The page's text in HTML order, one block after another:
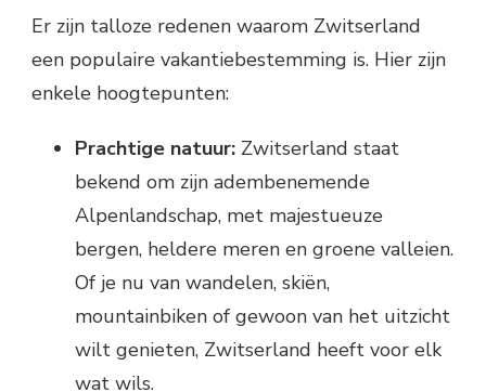
Er zijn talloze redenen waarom Zwitserland
een populaire vakantiebestemming is. Hier zijn
enkele hoogtepunten:
Prachtige natuur: Zwitserland staat
bekend om zijn adembenemende
Alpenlandschap, met majestueuze
bergen, heldere meren en groene valleien.
Of je nu van wandelen, skiën,
mountainbiken of gewoon van het uitzicht
wilt genieten, Zwitserland heeft voor elk
wat wils.